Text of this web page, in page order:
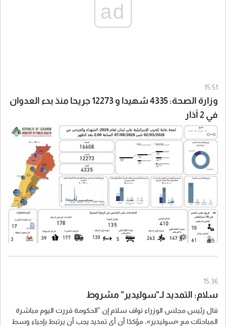
ad
15:51
وزارة الصحة: 4335 شهيدا و 12273 جريحا منذ بدء العدوان
في 2 آذار
15:36
سلام: التمديد لـ"سوليدير" مشروط
قال رئيس مجلس الوزراء نواف سلام إن "الحكومة قررت اليوم مباشرة
المباحثات مع «سوليدير»، مؤكدًا أن أي تمديد يجب أن يرتبط بإحياء وسط